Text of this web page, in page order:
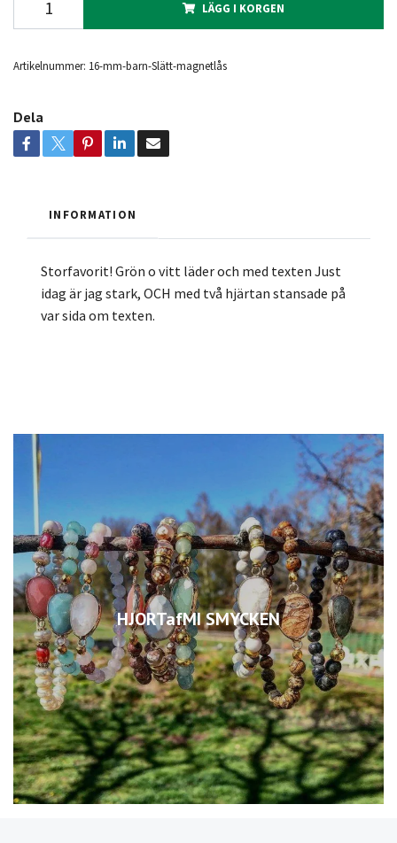
HJORTafMI SMYCKEN
LÄGG I KORGEN
Artikelnummer: 16-mm-barn-Slätt-magnetlås
Dela
INFORMATION
Storfavorit! Grön o vitt läder och med texten Just
idag är jag stark, OCH med två hjärtan stansade på
var sida om texten.